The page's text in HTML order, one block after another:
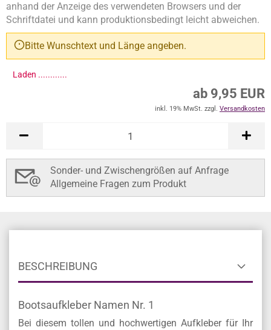
anhand der Anzeige des verwendeten Browsers und der
Schriftdatei und kann produktionsbedingt leicht abweichen.
Bitte Wunschtext und Länge angeben.
Laden .............
ab 9,95 EUR
inkl. 19% MwSt. zzgl. Versandkosten
Sonder- und Zwischengrößen auf Anfrage
Allgemeine Fragen zum Produkt
BESCHREIBUNG
Bootsaufkleber Namen Nr. 1
Bei diesem tollen und hochwertigen Aufkleber für Ihr